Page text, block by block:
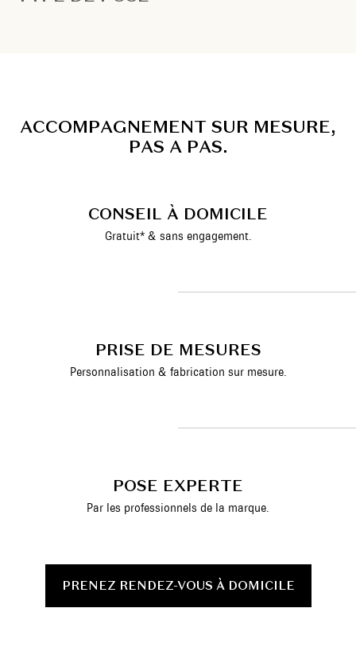
ACCOMPAGNEMENT SUR MESURE,
PAS A PAS.
CONSEIL À DOMICILE
Gratuit* & sans engagement.
PRISE DE MESURES
Personnalisation & fabrication sur mesure.
POSE EXPERTE
Par les professionnels de la marque.
PRENEZ RENDEZ-VOUS À DOMICILE